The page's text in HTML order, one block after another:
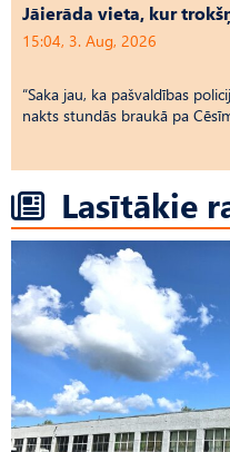
Jāierāda vieta, kur
15:04, 3. Aug, 2026
“Saka jau, ka pašvaldības
nakts stundās braukā pa
Lasītākie